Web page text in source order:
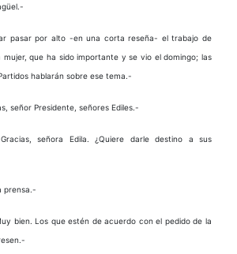
pasar por alto -en una corta reseña- el trabajo de
mujer, que ha sido importante y se vio el domingo; las
hablarán sobre ese tema.-
señor Presidente, señores Ediles.-
Gracias, señora Edila. ¿Quiere darle destino a sus
prensa.-
bien. Los que estén de acuerdo con el pedido de la